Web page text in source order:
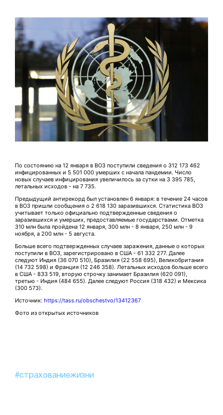
По состоянию на 12 января в ВОЗ поступили сведения о 312 173 462
инфицированных и 5 501 000 умерших с начала пандемии. Число
новых случаев инфицирования увеличилось за сутки на 3 395 785,
летальных исходов - на 7 735.
Предыдущий антирекорд был установлен 6 января: в течение 24 часов
в ВОЗ пришли сообщения о 2 618 130 заразившихся. Статистика ВОЗ
учитывает только официально подтвержденные сведения о
заразившихся и умерших, предоставляемые государствами. Отметка
310 млн была пройдена 12 января, 300 млн - 8 января, 250 млн - 9
ноября, а 200 млн - 5 августа.
Больше всего подтвержденных случаев заражения, данные о которых
поступили в ВОЗ, зарегистрировано в США - 61 332 277. Далее
следуют Индия (36 070 510), Бразилия (22 558 695), Великобритания
(14 732 598) и Франция (12 246 358). Летальных исходов больше всего
в США - 833 519, вторую строчку занимает Бразилия (620 091),
третью - Индия (484 655). Далее следуют Россия (318 432) и Мексика
(300 573).
Источник: https://tass.ru/obschestvo/13412367
Фото из открытых источников
#страхованиежизни